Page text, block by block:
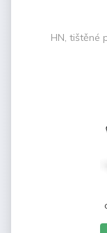
HN, tištěné